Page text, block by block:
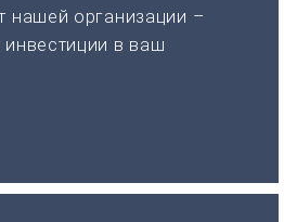
нашей организации –
в ваш